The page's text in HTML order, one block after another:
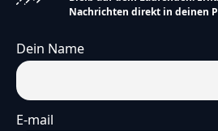
Nachrichten direkt in deinen
Dein Name
E-mail